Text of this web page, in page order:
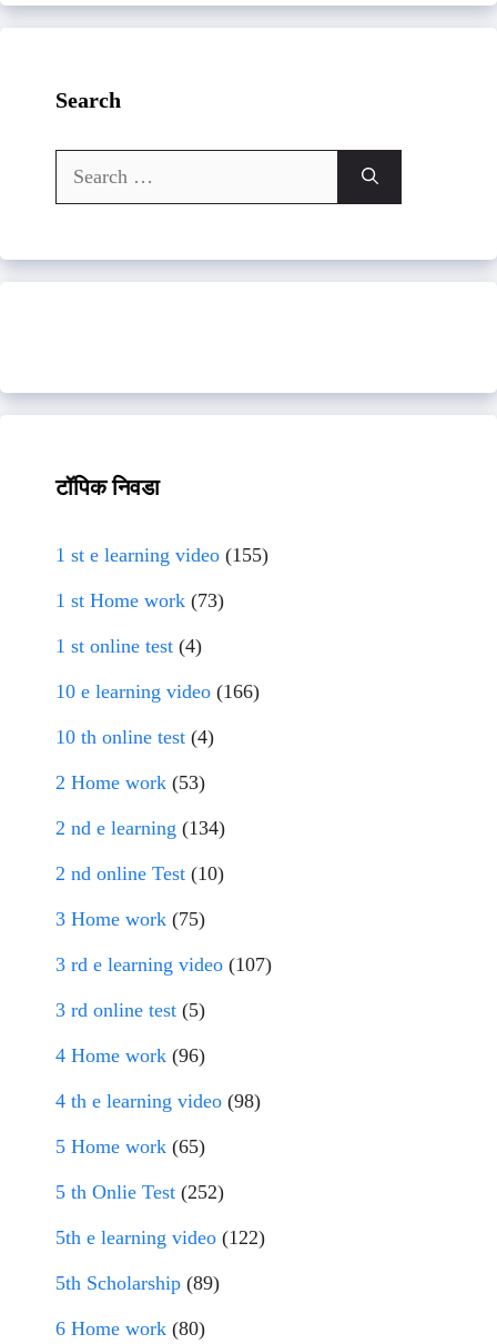
Search
Search
for:
टॉपिक निवडा
1 st e learning video (155)
1 st Home work (73)
1 st online test (4)
10 e learning video (166)
10 th online test (4)
2 Home work (53)
2 nd e learning (134)
2 nd online Test (10)
3 Home work (75)
3 rd e learning video (107)
3 rd online test (5)
4 Home work (96)
4 th e learning video (98)
5 Home work (65)
5 th Onlie Test (252)
5th e learning video (122)
5th Scholarship (89)
6 Home work (80)